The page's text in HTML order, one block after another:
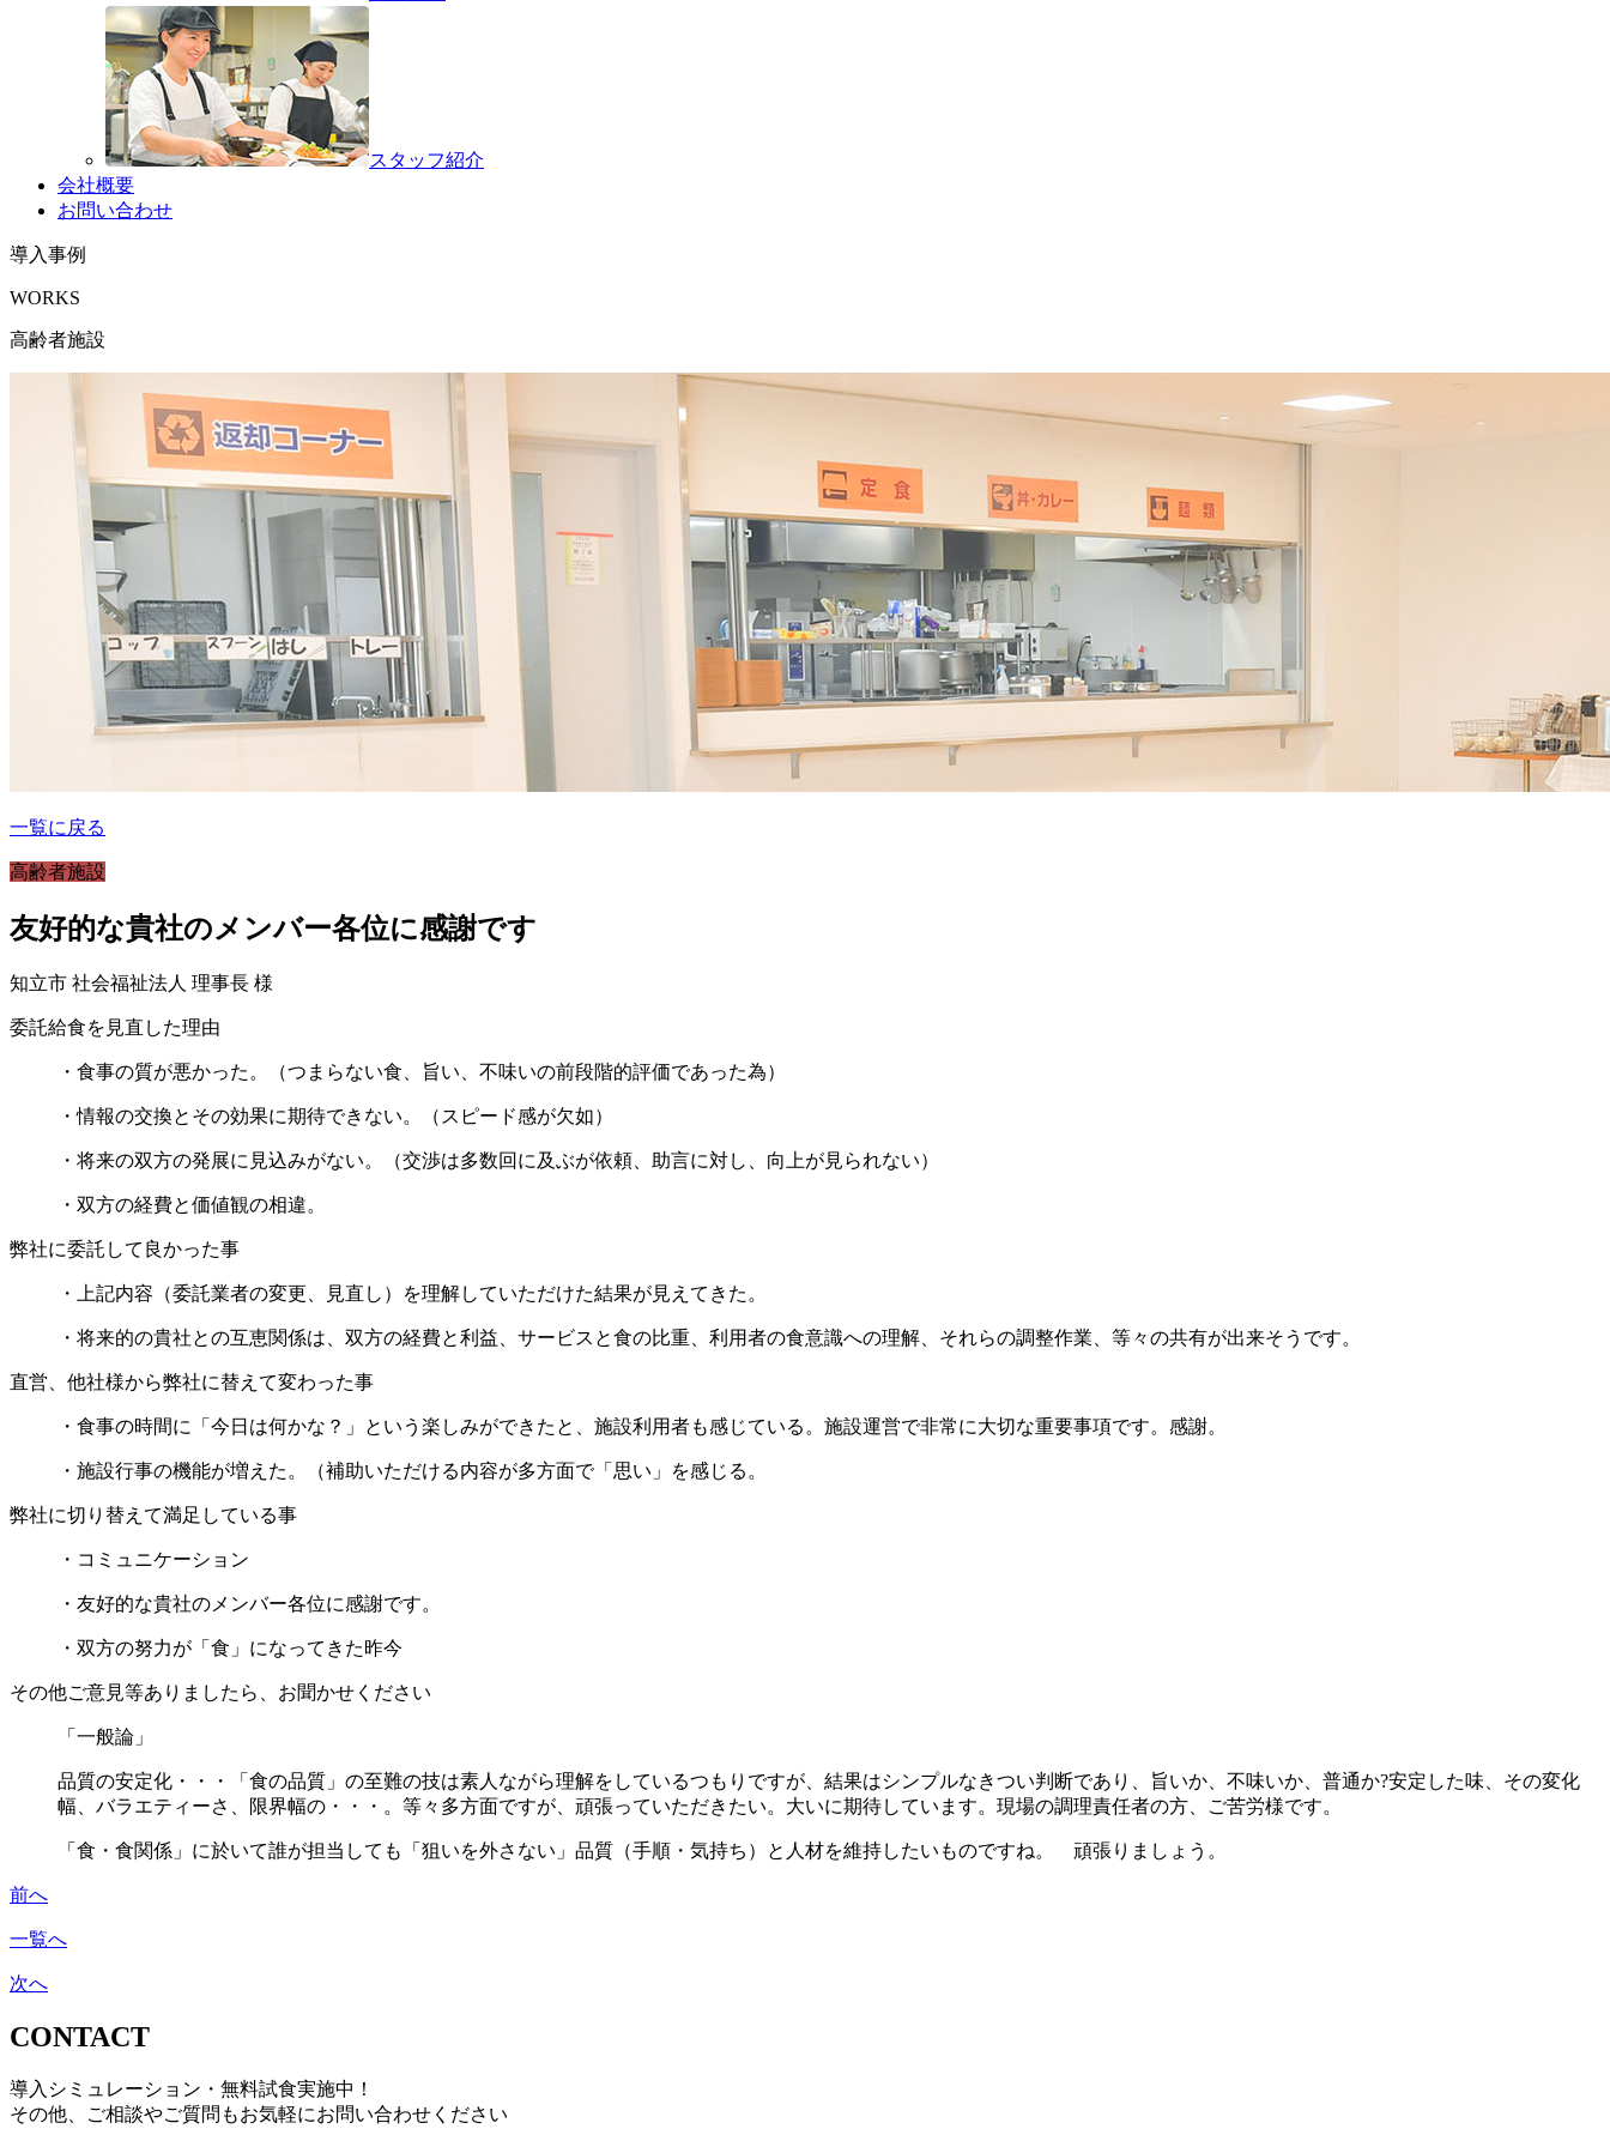
スタッフ紹介
会社概要
お問い合わせ
導入事例
WORKS
高齢者施設
一覧に戻る
高齢者施設
友好的な貴社のメンバー各位に感謝です
知立市 社会福祉法人 理事長 様
委託給食を見直した理由
・食事の質が悪かった。（つまらない食、旨い、不味いの前段階的評価であった為）
・情報の交換とその効果に期待できない。（スピード感が欠如）
・将来の双方の発展に見込みがない。（交渉は多数回に及ぶが依頼、助言に対し、向上が見られない）
・双方の経費と価値観の相違。
弊社に委託して良かった事
・上記内容（委託業者の変更、見直し）を理解していただけた結果が見えてきた。
・将来的の貴社との互恵関係は、双方の経費と利益、サービスと食の比重、利用者の食意識への理解、それらの調整作業、等々の共有が出来そうです。
直営、他社様から弊社に替えて変わった事
・食事の時間に「今日は何かな？」という楽しみができたと、施設利用者も感じている。施設運営で非常に大切な重要事項です。感謝。
・施設行事の機能が増えた。（補助いただける内容が多方面で「思い」を感じる。
弊社に切り替えて満足している事
・コミュニケーション
・友好的な貴社のメンバー各位に感謝です。
・双方の努力が「食」になってきた昨今
その他ご意見等ありましたら、お聞かせください
「一般論」
品質の安定化・・・「食の品質」の至難の技は素人ながら理解をしているつもりですが、結果はシンプルなきつい判断であり、旨いか、不味いか、普通か?安定した味、その変化
幅、バラエティーさ、限界幅の・・・。等々多方面ですが、頑張っていただきたい。大いに期待しています。現場の調理責任者の方、ご苦労様です。
「食・食関係」に於いて誰が担当しても「狙いを外さない」品質（手順・気持ち）と人材を維持したいものですね。 頑張りましょう。
前へ
一覧へ
次へ
CONTACT
導入シミュレーション・無料試食実施中！
その他、ご相談やご質問もお気軽にお問い合わせください